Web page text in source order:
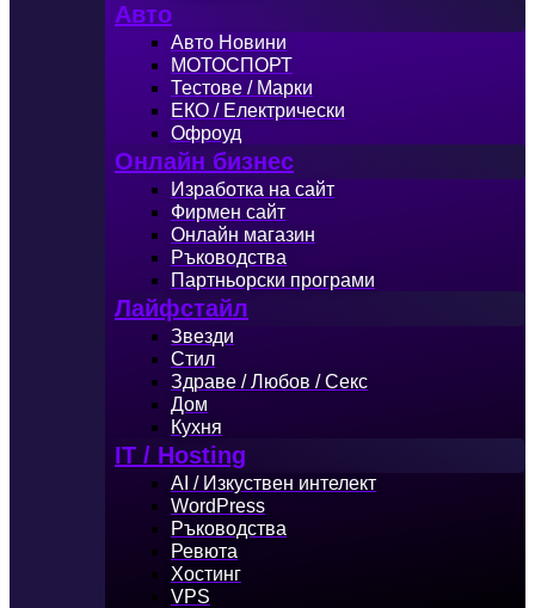
Авто
Авто Новини
МОТОСПОРТ
Тестове / Марки
ЕКО / Електрически
Офроуд
Онлайн бизнес
Изработка на сайт
Фирмен сайт
Онлайн магазин
Ръководства
Партньорски програми
Лайфстайл
Звезди
Стил
Здраве / Любов / Секс
Дом
Кухня
IT / Hosting
AI / Изкуствен интелект
WordPress
Ръководства
Ревюта
Хостинг
VPS